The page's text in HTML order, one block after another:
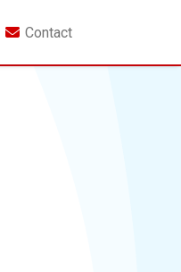
Contact